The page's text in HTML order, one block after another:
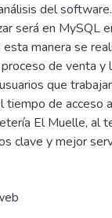
del
será en MySQL
manera se
de venta y
que
tiempo de acceso
El Muelle, al
clave y mejor